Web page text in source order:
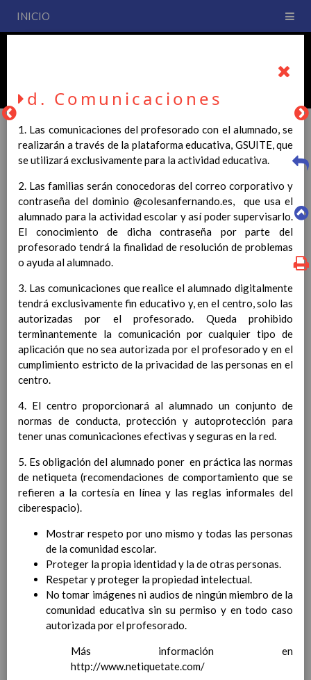
INICIO
PLAN DE CENTRO
La entrada en vigor del Real Decreto 126/2014, de 28 de
febrero, por el que se establece el currículo básico de la
Educación Primaria, se ha hecho necesario la revisión y
adecuación de nuestro Plan de Centro a esta normativa, el cual
usted podrá consultar desde este sitio web.
Esperamos que sea de su interés.
Contenido
IntroducciÃ³n
AnÃ¡lisis del Contexto
Proyecto Educativo
Marco Normativo
Objetivos propios para la mejora del rendimiento
escolar
CoordinaciÃ³n y concreciÃ³n de los contenidos
curriculares, asÃ­ como el tratamiento transversal
en las Ã¡reas de la educaciÃ³n en valores y otras
enseÃ±anzas
Objetivos generales
Ãreas Curriculares
InterrelaciÃ³n de las inteligencias
mÃºltiples con los objetivos generales
y de Ã¡reas curriculares.
Competencias bÃ¡sicas
ProgramaciÃ³n y relaciÃ³n de los
elementos curriculares del 2Âº ciclo de
d. Comunicaciones
1. Las comunicaciones del profesorado con el alumnado, se
realizarán a través de la plataforma educativa, GSUITE, que
se utilizará exclusivamente para la actividad educativa.
2. Las familias serán conocedoras del correo corporativo y
contraseña del dominio @colesanfernando.es, que usa el
alumnado para la actividad escolar y así poder supervisarlo.
El conocimiento de dicha contraseña por parte del
profesorado tendrá la finalidad de resolución de problemas
o ayuda al alumnado.
3. Las comunicaciones que realice el alumnado digitalmente
tendrá exclusivamente fin educativo y, en el centro, solo las
autorizadas por el profesorado. Queda prohibido
terminantemente la comunicación por cualquier tipo de
aplicación que no sea autorizada por el profesorado y en el
cumplimiento estricto de la privacidad de las personas en el
centro.
4. El centro proporcionará al alumnado un conjunto de
normas de conducta, protección y autoprotección para
tener unas comunicaciones efectivas y seguras en la red.
5. Es obligación del alumnado poner en práctica las normas
de netiqueta (recomendaciones de comportamiento que se
refieren a la cortesía en línea y las reglas informales del
ciberespacio).
Mostrar respeto por uno mismo y todas las personas
de la comunidad escolar.
Proteger la propia identidad y la de otras personas.
Respetar y proteger la propiedad intelectual.
No tomar imágenes ni audios de ningún miembro de la
comunidad educativa sin su permiso y en todo caso
autorizada por el profesorado.
Más información en
http://www.netiquetate.com/